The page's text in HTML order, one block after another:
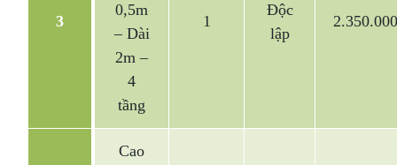
3
0,5m
– Dài
2m –
4
tầng
1
Độc
lập
2.350.000
Cao